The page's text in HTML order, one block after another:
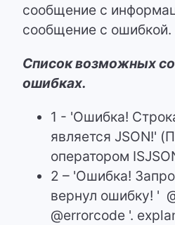
сообщение с
сообщение с ошибкой.
Список возможных
ошибках.
1 - 'Ошибка!
является JSON!'
оператором
2 – 'Ошибка!
вернул ошибку! '
@errorcode '.